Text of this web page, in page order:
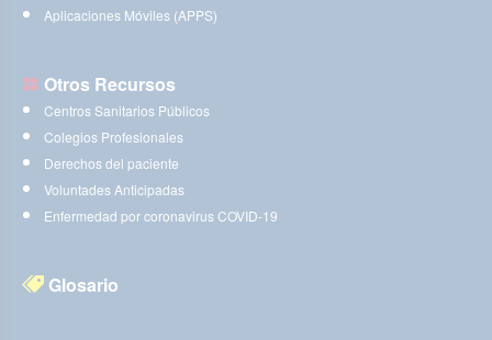
Aplicaciones Móviles (APPS)
Otros Recursos
Centros Sanitarios Públicos
Colegios Profesionales
Derechos del paciente
Voluntades Anticipadas
Enfermedad por coronavirus COVID-19
Glosario